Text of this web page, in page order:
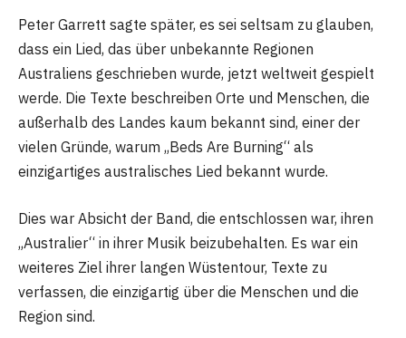
Peter Garrett sagte später, es sei seltsam zu glauben,
dass ein Lied, das über unbekannte Regionen
Australiens geschrieben wurde, jetzt weltweit gespielt
werde. Die Texte beschreiben Orte und Menschen, die
außerhalb des Landes kaum bekannt sind, einer der
vielen Gründe, warum „Beds Are Burning“ als
einzigartiges australisches Lied bekannt wurde.
Dies war Absicht der Band, die entschlossen war, ihren
„Australier“ in ihrer Musik beizubehalten. Es war ein
weiteres Ziel ihrer langen Wüstentour, Texte zu
verfassen, die einzigartig über die Menschen und die
Region sind.